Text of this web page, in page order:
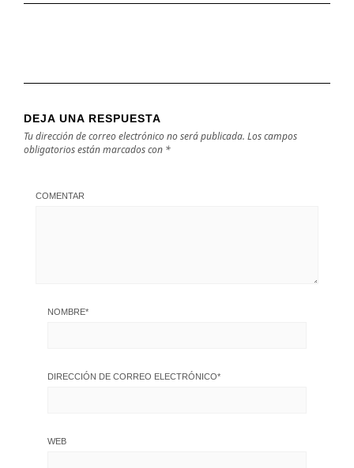
DEJA UNA RESPUESTA
Tu dirección de correo electrónico no será publicada. Los campos
obligatorios están marcados con *
COMENTAR
NOMBRE*
DIRECCIÓN DE CORREO ELECTRÓNICO*
WEB